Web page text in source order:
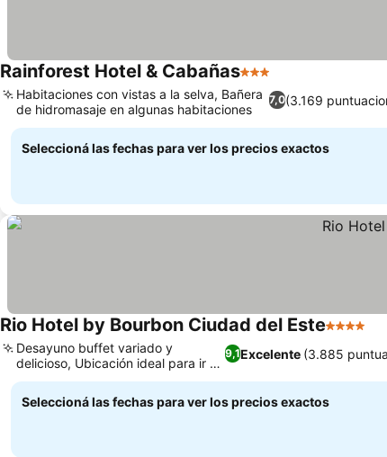
Rainforest Hotel & Cabañas3 Estrellas
7,0(3.169
Habitaciones con vistas a la selva, Bañera
de hidromasaje en algunas habitaciones
Seleccioná las fechas para ver los precios exactos
Rio Hotel by Bourbon Ciudad del Este4 Estrellas
9,1Excelente (3.885
Desayuno buffet variado y
delicioso, Ubicación ideal para ir de
compras
Seleccioná las fechas para ver los precios exactos